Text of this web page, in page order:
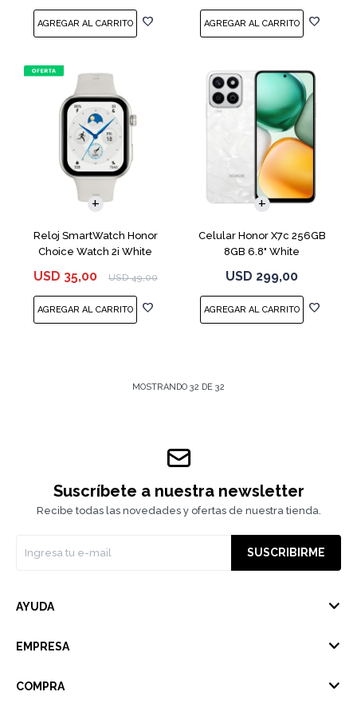
Reloj SmartWatch Honor
Choice Watch 2i White
USD 35,00 USD 49,00
Celular Honor X7c 256GB
8GB 6.8" White
USD 299,00
COMPARAR
MOSTRANDO 32 DE 32
Suscríbete a nuestra newsletter
Recibe todas las novedades y ofertas de nuestra tienda.
SUSCRIBIRME
AYUDA
EMPRESA
COMPRA